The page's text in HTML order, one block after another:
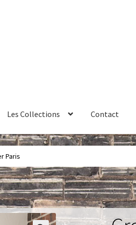
Les Collections Contact
de venteContactCouteaux
HuîtreLa philosophieLampe à
1 – Les Machines Fondatrices
Paris